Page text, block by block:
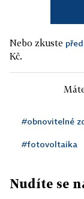
Nebo zkuste
Kč.
#obnovitelné
#fotovoltaika
Nudíte se